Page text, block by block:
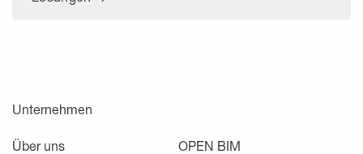
Unternehmen
Über uns
OPEN BIM